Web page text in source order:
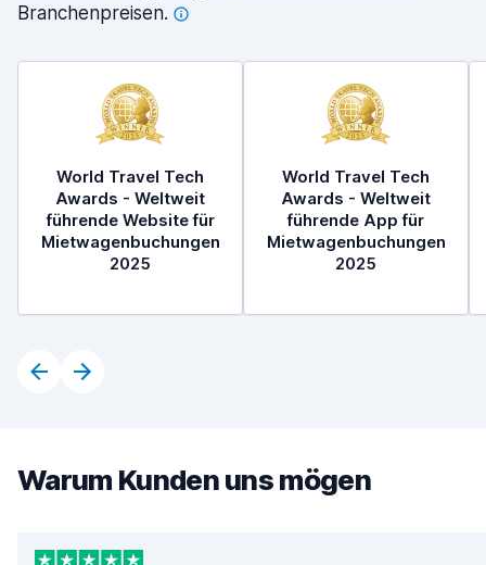
Branchenpreisen.
World Travel Tech
Awards - Weltweit
führende Website für
Mietwagenbuchungen
2025
World Travel Tech
Awards - Weltweit
führende App für
Mietwagenbuchungen
2025
Warum Kunden uns mögen